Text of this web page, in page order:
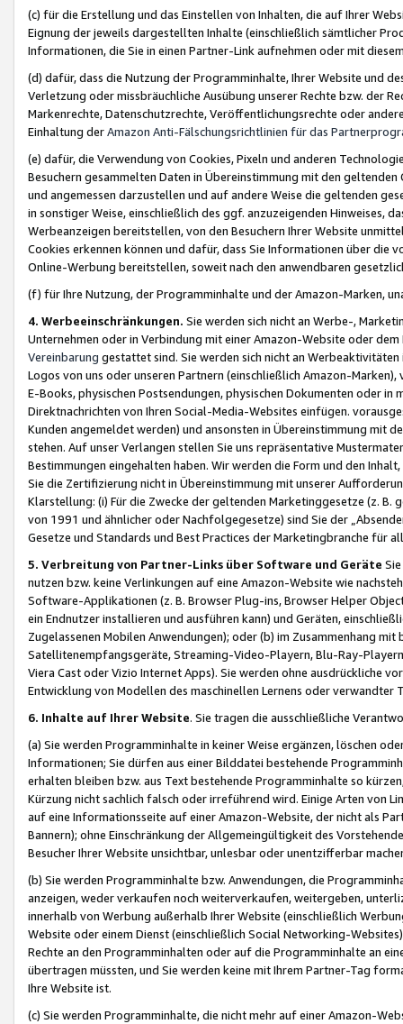
(c) für die Erstellung und das Einstellen von Inhalten, die auf Ihrer
Eignung der jeweils dargestellten Inhalte (einschließlich sämtlicher
Informationen, die Sie in einen Partner-Link aufnehmen oder mit
(d) dafür, dass die Nutzung der Programminhalte, Ihrer Website und
Verletzung oder missbräuchliche Ausübung unserer Rechte bzw. der
Markenrechte, Datenschutzrechte, Veröffentlichungsrechte oder
Einhaltung derAmazon Anti-Fälschungsrichtlinien für das
(e) dafür, die Verwendung von Cookies, Pixeln und anderen
Besuchern gesammelten Daten in Übereinstimmung mit den
und angemessen darzustellen und auf andere Weise die geltenden
in sonstiger Weise, einschließlich des ggf. anzuzeigenden Hinweises,
Werbeanzeigen bereitstellen, von den Besuchern Ihrer Website
Cookies erkennen können und dafür, dass Sie Informationen über die
Online-Werbung bereitstellen, soweit nach den anwendbaren
(f) für Ihre Nutzung, der Programminhalte und der Amazon-Marken,
4. Werbeeinschränkungen. Sie werden sich nicht an Werbe-,
Unternehmen oder in Verbindung mit einer Amazon-Website oder
Vereinbarung gestattet sind. Sie werden sich nicht an
Logos von uns oder unseren Partnern (einschließlich Amazon-
E-Books, physischen Postsendungen, physischen Dokumenten oder in
Direktnachrichten von Ihren Social-Media-Websites einfügen.
Kunden angemeldet werden) und ansonsten in Übereinstimmung mit
stehen. Auf unser Verlangen stellen Sie uns repräsentative
Bestimmungen eingehalten haben. Wir werden die Form und den
Sie die Zertifizierung nicht in Übereinstimmung mit unserer
Klarstellung: (i) Für die Zwecke der geltenden Marketinggesetze (z. B.
von 1991 und ähnlicher oder Nachfolgegesetze) sind Sie der
Gesetze und Standards und Best Practices der Marketingbranche für
5. Verbreitung von Partner-Links über Software und Geräte
nutzen bzw. keine Verlinkungen auf eine Amazon-Website wie
Software-Applikationen (z. B. Browser Plug-ins, Browser Helper
ein Endnutzer installieren und ausführen kann) und Geräten,
Zugelassenen Mobilen Anwendungen); oder (b) im Zusammenhang
Satellitenempfangsgeräte, Streaming-Video-Playern, Blu-Ray-
Viera Cast oder Vizio Internet Apps). Sie werden ohne ausdrückliche
Entwicklung von Modellen des maschinellen Lernens oder
6. Inhalte auf Ihrer Website. Sie tragen die ausschließliche
(a) Sie werden Programminhalte in keiner Weise ergänzen, löschen
Informationen; Sie dürfen aus einer Bilddatei bestehende
erhalten bleiben bzw. aus Text bestehende Programminhalte so
Kürzung nicht sachlich falsch oder irreführend wird. Einige Arten von
auf eine Informationsseite auf einer Amazon-Website, der nicht als
Bannern); ohne Einschränkung der Allgemeingültigkeit des
Besucher Ihrer Website unsichtbar, unlesbar oder unentzifferbar
(b) Sie werden Programminhalte bzw. Anwendungen, die
anzeigen, weder verkaufen noch weiterverkaufen, weitergeben,
innerhalb von Werbung außerhalb Ihrer Website (einschließlich
Website oder einem Dienst (einschließlich Social Networking-
Rechte an den Programminhalten oder auf die Programminhalte an
übertragen müssten, und Sie werden keine mit Ihrem Partner-Tag
Ihre Website ist.
(c) Sie werden Programminhalte, die nicht mehr auf einer Amazon-